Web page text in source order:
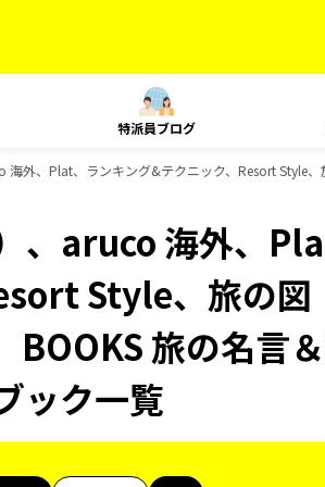
特派員ブログ
外、Plat、ランキング&テクニック、Resort Style
、aruco 海外、Pla
Style、旅の図
BOOKS 旅の名言
ック一覧